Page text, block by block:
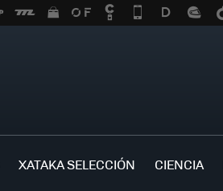
XATAKA SELECCIÓN CIENCIA